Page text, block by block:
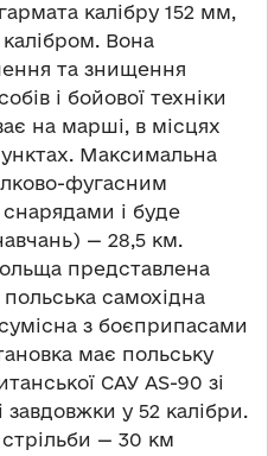
калібру 152 мм,
Вона
та знищення
і бойової техніки
на марші, в місцях
Максимальна
фугасним
і буде
— 28,5 км.
представлена
самохідна
з боєприпасами
має польську
САУ AS-90 зі
завдовжки у 52 калібри.
— 30 км